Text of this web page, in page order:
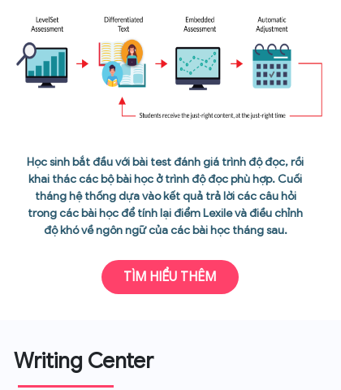
TÌM HIỂU THÊM
Học sinh bắt đầu với bài test đánh giá trình độ đọc, rồi
khai thác các bộ bài học ở trình độ đọc phù hợp. Cuối
tháng hệ thống dựa vào kết quả trả lời các câu hỏi
trong các bài học để tính lại điểm Lexile và điều chỉnh
độ khó về ngôn ngữ của các bài học tháng sau.
Writing Center